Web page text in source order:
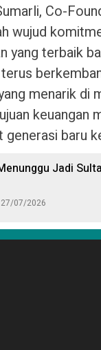
Co-
wujud
yang terbaik
menarik di
keuangan
generasi baru
Jadi
27/07/2026